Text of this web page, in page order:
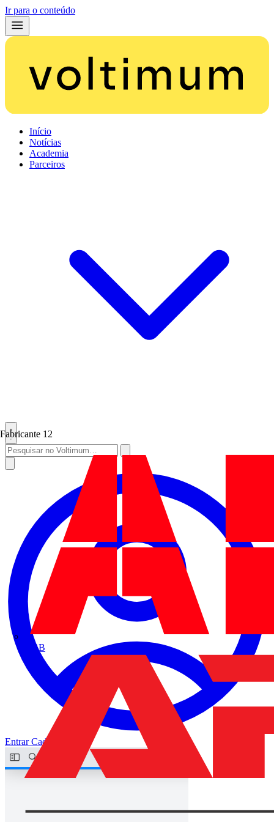
Ir para o conteúdo
Início
Notícias
Academia
Parceiros
Fabricante 12
ABB
EntrarCadastrar